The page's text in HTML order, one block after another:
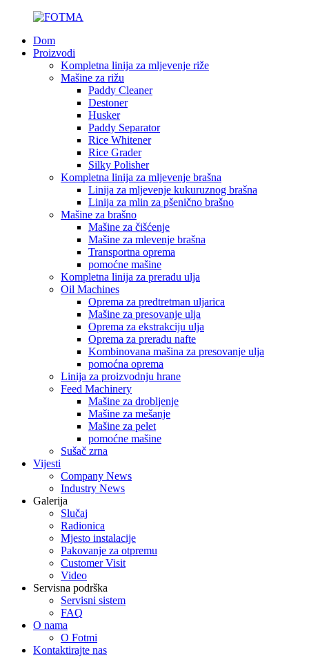
Dom
Proizvodi
Kompletna linija za mljevenje riže
Mašine za rižu
Paddy Cleaner
Destoner
Husker
Paddy Separator
Rice Whitener
Rice Grader
Silky Polisher
Kompletna linija za mljevenje brašna
Linija za mljevenje kukuruznog brašna
Linija za mlin za pšenično brašno
Mašine za brašno
Mašine za čišćenje
Mašine za mlevenje brašna
Transportna oprema
pomoćne mašine
Kompletna linija za preradu ulja
Oil Machines
Oprema za predtretman uljarica
Mašine za presovanje ulja
Oprema za ekstrakciju ulja
Oprema za preradu nafte
Kombinovana mašina za presovanje ulja
pomoćna oprema
Linija za proizvodnju hrane
Feed Machinery
Mašine za drobljenje
Mašine za mešanje
Mašine za pelet
pomoćne mašine
Sušač zrna
Vijesti
Company News
Industry News
Galerija
Slučaj
Radionica
Mjesto instalacije
Pakovanje za otpremu
Customer Visit
Video
Servisna podrška
Servisni sistem
FAQ
O nama
O Fotmi
Kontaktirajte nas